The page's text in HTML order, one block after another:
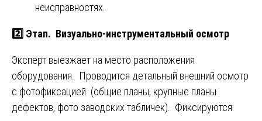
неисправностях.
2️⃣ Этап. Визуально-инструментальный осмотр
Эксперт выезжает на место расположения
оборудования. Проводится детальный внешний осмотр
с фотофиксацией (общие планы, крупные планы
дефектов, фото заводских табличек). Фиксируются: